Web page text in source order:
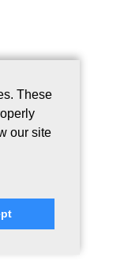
These
our site